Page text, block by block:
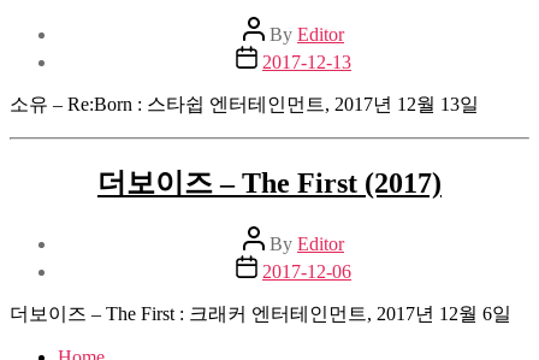
Post
author
By Editor
Post
date
2017-12-13
소유 – Re:Born : 스타쉽 엔터테인먼트, 2017년 12월 13일
더보이즈 – The First (2017)
Post
author
By Editor
Post
date
2017-12-06
더보이즈 – The First : 크래커 엔터테인먼트, 2017년 12월 6일